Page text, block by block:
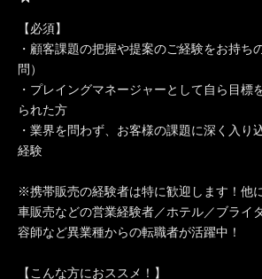
【必須】
・顧客課題の把握や提案のご経験をお持ち
問）
・プレイングマネージャーとして自ら目標
られた方
・業界を問わず、お客様の課題に深く入り
経験
※携帯販売の経験者は特に歓迎します！他
車販売などの営業経験者／ホテル／ブライ
容師など異業種からの転職者が活躍中！
【こんな方におススメ！】